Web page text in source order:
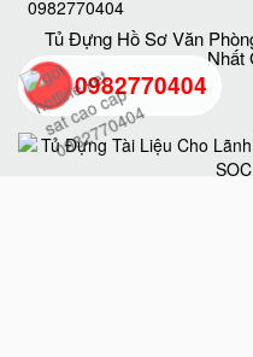
Tủ Đựng Hồ Sơ Văn
Nhất
0982770404